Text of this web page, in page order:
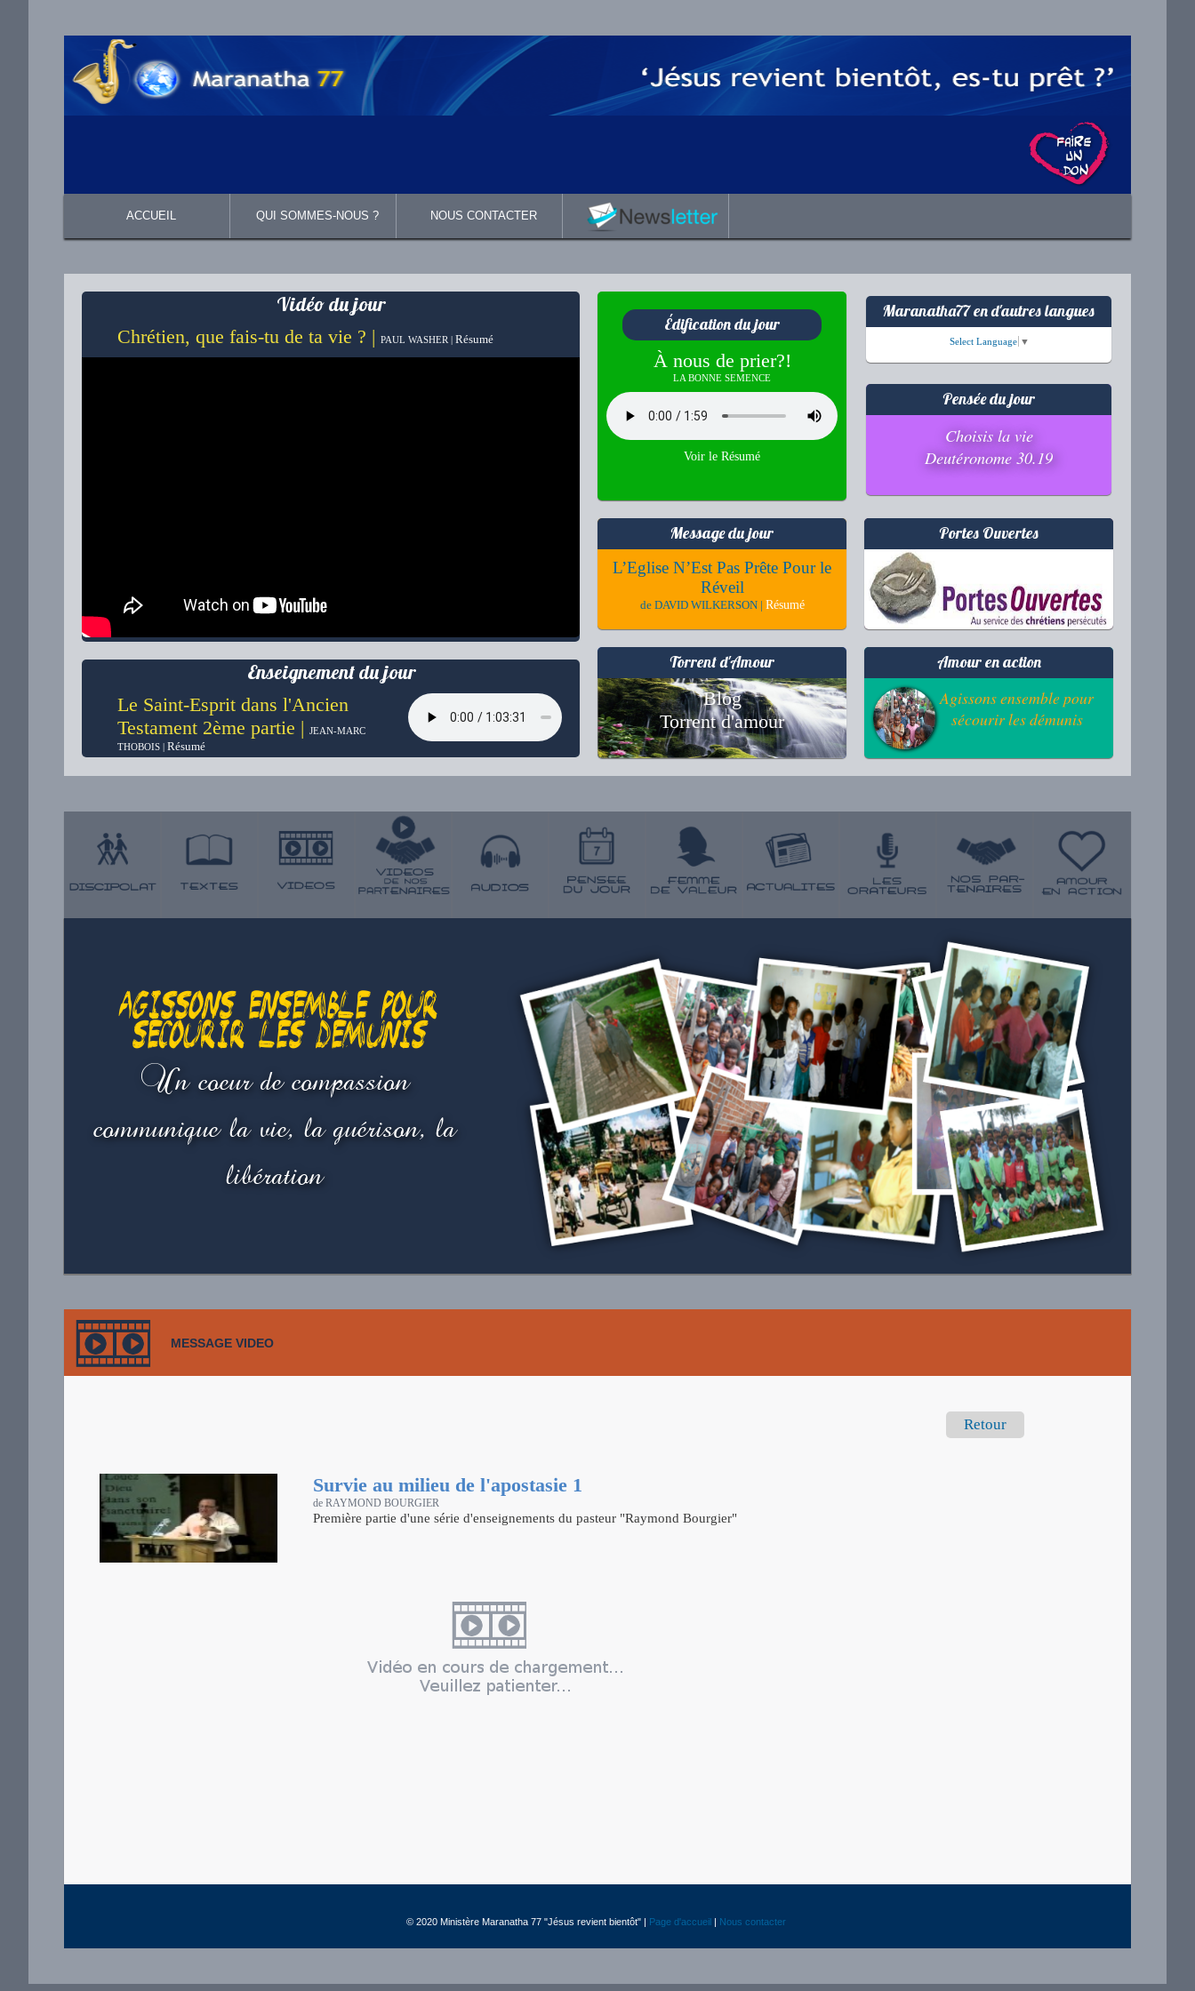
ACCUEIL QUI SOMMES-NOUS ? NOUS CONTACTER
Vidéo du jour
Chrétien, que fais-tu de ta vie ? | PAUL WASHER | Résumé
Enseignement du jour
Le Saint-Esprit dans l'Ancien
Testament 2ème partie | JEAN-MARC
THOBOIS | Résumé
Édification du jour
À nous de prier?!
LA BONNE SEMENCE
Voir le Résumé
Maranatha77 en d'autres langues
Select Language ▼
Pensée du jour
Choisis la vie
Deutéronome 30.19
Message du jour
L’Eglise N’Est Pas Prête Pour le
Réveil
de DAVID WILKERSON | Résumé
Portes Ouvertes
Torrent d'Amour
Blog
Torrent d'amour
Amour en action
Agissons ensemble pour
sécourir les démunis
MESSAGE VIDEO
Retour
Survie au milieu de l'apostasie 1
de RAYMOND BOURGIER
Première partie d'une série d'enseignements du pasteur "Raymond Bourgier"
© 2020 Ministère Maranatha 77 "Jésus revient bientôt" | Page d'accueil | Nous contacter